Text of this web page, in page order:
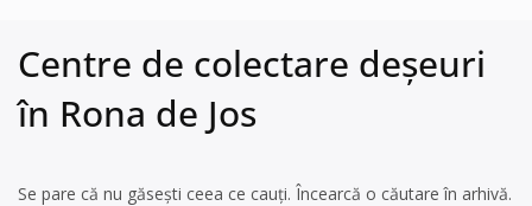
Centre de colectare deșeuri
în Rona de Jos
Se pare că nu găsești ceea ce cauți. Încearcă o căutare în arhivă.